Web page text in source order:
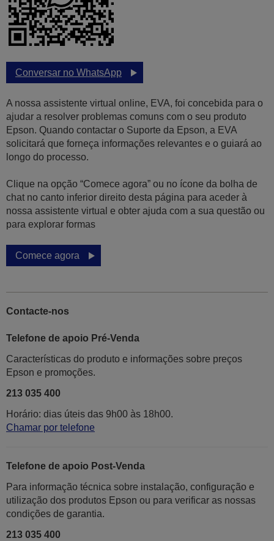
Conversar no WhatsApp
A nossa assistente virtual online, EVA, foi concebida para o
ajudar a resolver problemas comuns com o seu produto
Epson. Quando contactar o Suporte da Epson, a EVA
solicitará que forneça informações relevantes e o guiará ao
longo do processo.
Clique na opção “Comece agora” ou no ícone da bolha de
chat no canto inferior direito desta página para aceder à
nossa assistente virtual e obter ajuda com a sua questão ou
para explorar formas
Comece agora
Contacte-nos
Telefone de apoio Pré-Venda
Características do produto e informações sobre preços
Epson e promoções.
213 035 400
Horário: dias úteis das 9h00 às 18h00.
Chamar por telefone
Telefone de apoio Post-Venda
Para informação técnica sobre instalação, configuração e
utilização dos produtos Epson ou para verificar as nossas
condições de garantia.
213 035 400